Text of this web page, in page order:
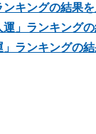
ンキングの結果
運」ランキング
」ランキングの